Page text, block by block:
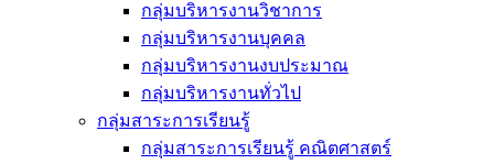
กลุ่มบริหารงานวิชาการ
กลุ่มบริหารงานบุคคล
กลุ่มบริหารงานงบประมาณ
กลุ่มบริหารงานทั่วไป
กลุ่มสาระการเรียนรู้
กลุ่มสาระการเรียนรู้ คณิตศาสตร์